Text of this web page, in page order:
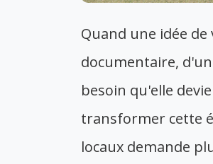
Quand une idée
documentaire,
besoin qu'elle
transformer cette
locaux demande